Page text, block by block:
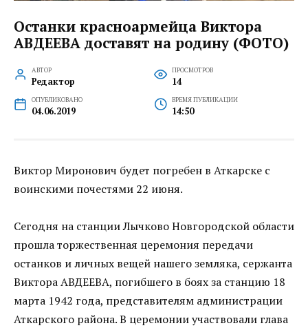
Останки красноармейца Виктора
АВДЕЕВА доставят на родину (ФОТО)
АВТОР
Редактор
ПРОСМОТРОВ
14
ОПУБЛИКОВАНО
04.06.2019
ВРЕМЯ ПУБЛИКАЦИИ
14:50
Виктор Миронович будет погребен в Аткарске с
воинскими почестями 22 июня.
Сегодня на станции Лычково Новгородской области
прошла торжественная церемония передачи
останков и личных вещей нашего земляка, сержанта
Виктора АВДЕЕВА, погибшего в боях за станцию 18
марта 1942 года, представителям администрации
Аткарского района. В церемонии участвовали глава